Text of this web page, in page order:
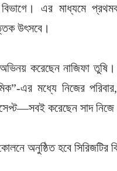
এর মাধ্যমে
উৎসবে।
করেছেন নাজিফা
এর মধ্যে নিজের
করেছেন সাদ
অনুষ্ঠিত হবে সিরিজটির